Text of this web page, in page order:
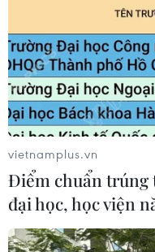
vietnamplus.vn
Điểm chuẩn trúng
đại học, học viện